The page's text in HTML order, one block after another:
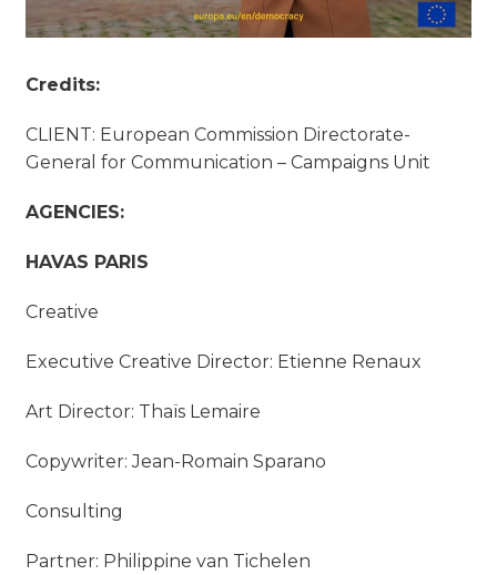
Credits:
CLIENT: European Commission Directorate-
General for Communication – Campaigns Unit
AGENCIES:
HAVAS PARIS
Creative
Executive Creative Director: Etienne Renaux
Art Director: Thaïs Lemaire
Copywriter: Jean-Romain Sparano
Consulting
Partner: Philippine van Tichelen